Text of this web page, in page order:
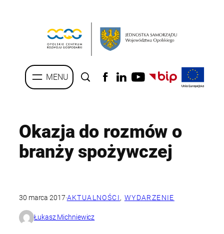
Okazja do rozmów o
branży spożywczej
30 marca 2017·AKTUALNOŚCI, WYDARZENIE
Łukasz Michniewicz